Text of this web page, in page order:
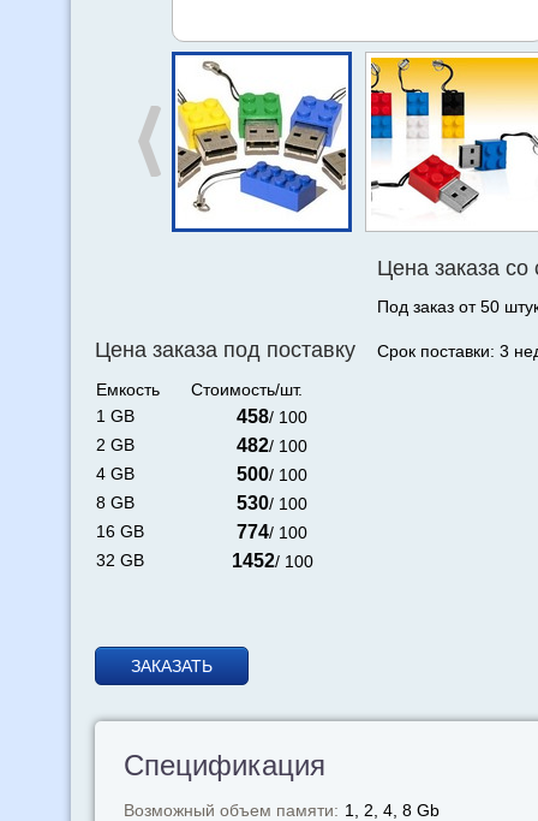
Цена заказа под поставку
Емкость
Стоимость/шт.
1 GB
458/ 100
2 GB
482/ 100
4 GB
500/ 100
8 GB
530/ 100
16 GB
774/ 100
32 GB
1452/ 100
Цена заказа со
Под заказ от 50
Срок поставки: 3
ЗАКАЗАТЬ
Спецификация
Возможный объем памяти: 1, 2, 4, 8 Gb